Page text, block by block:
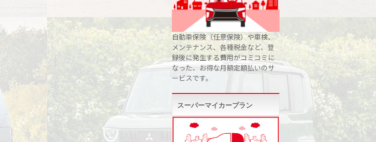
自動車保険（任意保険）や車検、
メンテナンス、各種税金など、登
録後に発生する費用がコミコミに
なった、お得な月額定額払いのサ
ービスです。
スーパーマイカープラン